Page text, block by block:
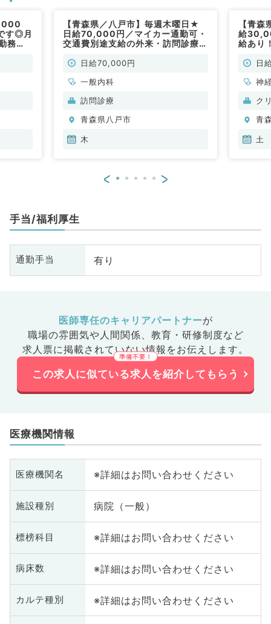
す◎月
務★
【青森県／八戸市】毎週木曜日★
日給70,000円／マイカー通勤可・
交通費別途支給の外来・訪問診療の
日給70,000円
一般内科
訪問診療
青森県八戸市
木
【青
給
給あり
日
神
科
内
ク
青
土
< >
手当/福利厚生
通勤手当 有り
医師専任のキャリアパートナーが
職場の雰囲気や人間関係、 教育・研修制度など
求人票に掲載されていない情報をお伝えします。
この求人に似ている求人を紹介してもらう
医療機関情報
医療機関名 ※詳細はお問い合わせください
施設種別 病院（一般）
標榜科目 ※詳細はお問い合わせください
病床数 ※詳細はお問い合わせください
カルテ種別 ※詳細はお問い合わせください